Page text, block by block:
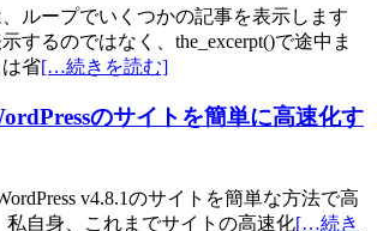
ループでいくつかの記事を表示します
するのではなく、the_excerpt()で途中ま
省[…続きを読む]
のサイトを簡単に高速化す
v4.8.1のサイトを簡単な方法で高
私自身、これまでサイトの高速化[…続き